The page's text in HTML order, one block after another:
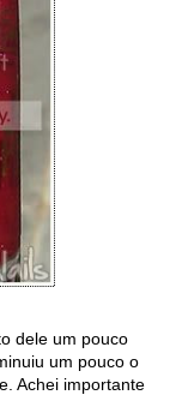
dele um pouco
um pouco o
Achei importante